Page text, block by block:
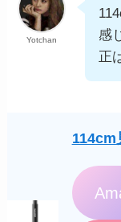
Yotchan
感
正
114cm